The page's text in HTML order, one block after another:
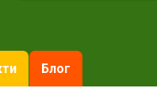
Блог